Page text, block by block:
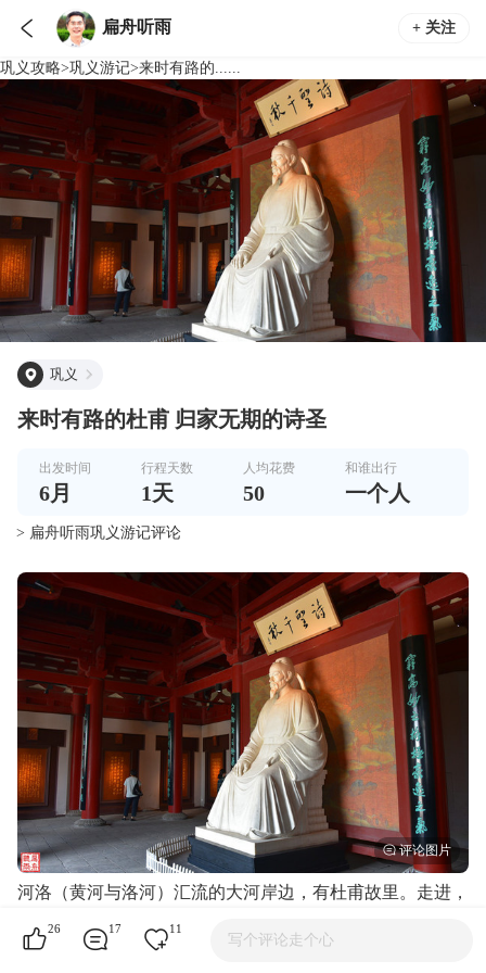
 扁舟听雨 + 关注
巩义攻略>巩义游记>来时有路的......
巩义
来时有路的杜甫 归家无期的诗圣
出发时间
6月
行程天数
1天
人均花费
50
和谁出行
一个人
> 扁舟听雨巩义游记评论
河洛（黄河与洛河）汇流的大河岸边，有杜甫故里。走进，
杜甫来时有路，感慨诗圣归家无期。
26 17 11
写个评论走个心